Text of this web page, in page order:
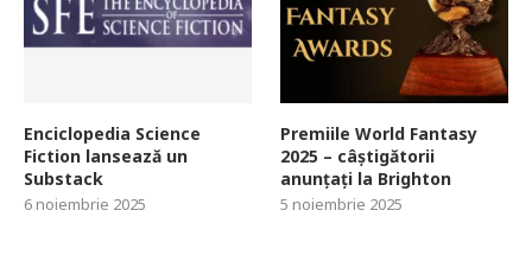
Enciclopedia Science
Fiction lansează un
Substack
6 noiembrie 2025
Premiile World Fantasy
2025 – câștigătorii
anunțați la Brighton
5 noiembrie 2025